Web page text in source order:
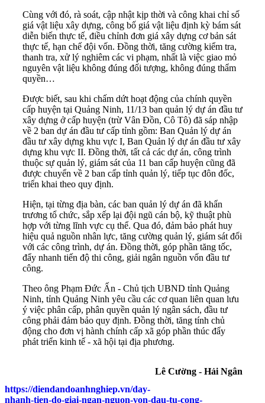
Cùng với đó, rà soát, cập nhật kịp thời và công khai chỉ số
giá vật liệu xây dựng, công bố giá vật liệu định kỳ bám sát
diễn biến thực tế, điều chỉnh đơn giá xây dựng cơ bản sát
thực tế, hạn chế đội vốn. Đồng thời, tăng cường kiểm tra,
thanh tra, xử lý nghiêm các vi phạm, nhất là việc giao mỏ
nguyên vật liệu không đúng đối tượng, không đúng thẩm
quyền…
Được biết, sau khi chấm dứt hoạt động của chính quyền
cấp huyện tại Quảng Ninh, 11/13 ban quản lý dự án đầu tư
xây dựng ở cấp huyện (trừ Vân Đồn, Cô Tô) đã sáp nhập
về 2 ban dự án đầu tư cấp tỉnh gồm: Ban Quản lý dự án
đầu tư xây dựng khu vực I, Ban Quản lý dự án đầu tư xây
dựng khu vực II. Đồng thời, tất cả các dự án, công trình
thuộc sự quản lý, giám sát của 11 ban cấp huyện cũng đã
được chuyển về 2 ban cấp tỉnh quản lý, tiếp tục đôn đốc,
triển khai theo quy định.
Hiện, tại từng địa bàn, các ban quản lý dự án đã khẩn
trương tổ chức, sắp xếp lại đội ngũ cán bộ, kỹ thuật phù
hợp với từng lĩnh vực cụ thể. Qua đó, đảm bảo phát huy
hiệu quả nguồn nhân lực, tăng cường quản lý, giám sát đối
với các công trình, dự án. Đồng thời, góp phần tăng tốc,
đẩy nhanh tiến độ thi công, giải ngân nguồn vốn đầu tư
công.
Theo ông Phạm Đức Ấn - Chủ tịch UBND tỉnh Quảng
Ninh, tỉnh Quảng Ninh yêu cầu các cơ quan liên quan lưu
ý việc phân cấp, phân quyền quản lý ngân sách, đầu tư
công phải đảm bảo quy định. Đồng thời, tăng tính chủ
động cho đơn vị hành chính cấp xã góp phần thúc đẩy
phát triển kinh tế - xã hội tại địa phương.
Lê Cường - Hải Ngân
https://diendandoanhnghiep.vn/day-
nhanh-tien-do-giai-ngan-nguon-von-dau-tu-cong-